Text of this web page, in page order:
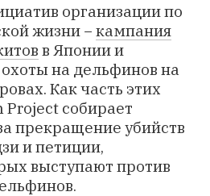
организации по
жизни − кампания
в Японии и
на дельфинов на
Как часть этих
собирает
прекращение убийств
ипетиции,
выступают против